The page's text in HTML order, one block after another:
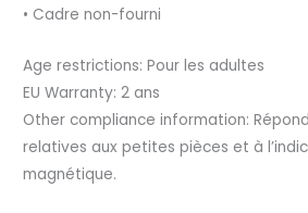
• Cadre non-fourni
Age restrictions: Pour les adultes
EU Warranty: 2 ans
Other compliance information:
relatives aux petites pièces et à
magnétique.